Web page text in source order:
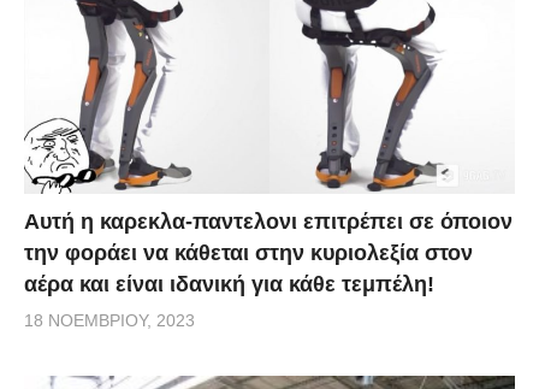
Αυτή η καρεκλα-παντελονι επιτρέπει σε όποιον
την φοράει να κάθεται στην κυριολεξία στον
αέρα και είναι ιδανική για κάθε τεμπέλη!
18 ΝΟΕΜΒΡΊΟΥ, 2023